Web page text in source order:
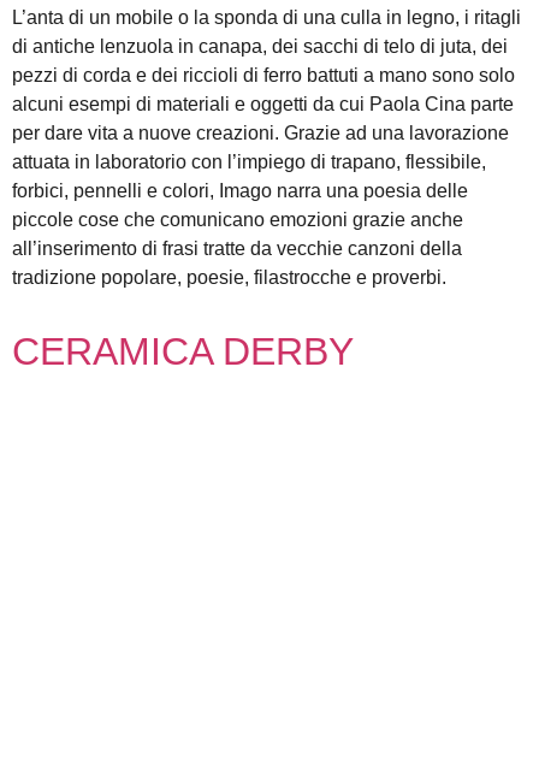
L’anta di un mobile o la sponda di una culla in legno, i ritagli
di antiche lenzuola in canapa, dei sacchi di telo di juta, dei
pezzi di corda e dei riccioli di ferro battuti a mano sono solo
alcuni esempi di materiali e oggetti da cui Paola Cina parte
per dare vita a nuove creazioni. Grazie ad una lavorazione
attuata in laboratorio con l’impiego di trapano, flessibile,
forbici, pennelli e colori, Imago narra una poesia delle
piccole cose che comunicano emozioni grazie anche
all’inserimento di frasi tratte da vecchie canzoni della
tradizione popolare, poesie, filastrocche e proverbi.
CERAMICA DERBY